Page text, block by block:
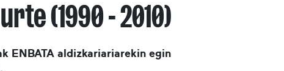
(1990 - 2010)
ENBATA aldizkariariarekin egin